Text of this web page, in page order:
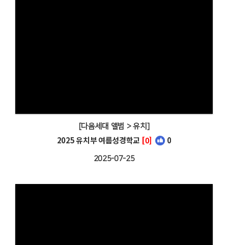
[다음세대 앨범 > 유치]
2025 유치부 여름성경학교 [0] 0
2025-07-25